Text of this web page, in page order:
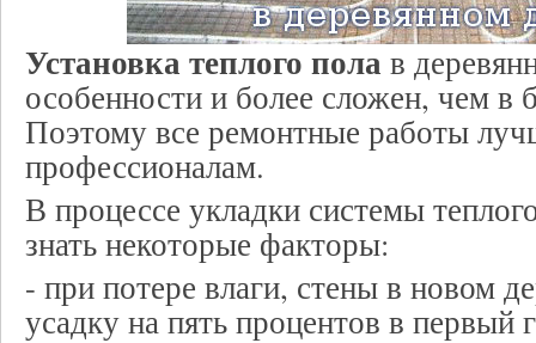
Установка теплого пола в
особенности и более сложен, чем в
Поэтому все ремонтные работы
профессионалам.
В процессе укладки системы
знать некоторые факторы:
- при потере влаги, стены в новом
усадку на пять процентов в первый